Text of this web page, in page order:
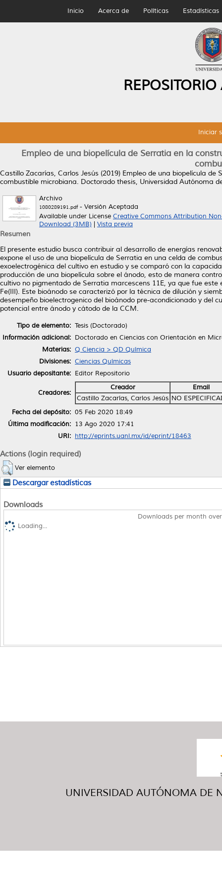
Inicio Acerca de Políticas Estadísticas
Iniciar
Empleo de una biopelícula de Serratia en la
Castillo Zacarías, Carlos Jesús (2019) Empleo de una biopelícula de
combustible microbiana. Doctorado thesis, Universidad Autónoma
Archivo
1080289191.pdf- Versión Aceptada
Available under License Creative Commons Attribution
Download (3MB)
Vista previa
Resumen
El presente estudio busca contribuir al desarrollo de energías
expone el uso de una biopelícula de Serratia en una celda de
exoelectrogénica del cultivo en estudio y se comparó con la
producción de una biopelícula sobre el ánodo, esto de manera
cultivo no pigmentado de Serratia marcescens 11E, ya que fue
Fe(III). Este bioánodo se caracterizó por la técnica de dilución y
desempeño bioelectrogenico del bioánodo pre-acondicionado y del
potencial entre ánodo y cátodo de la CCM.
Tipo de elemento: Tesis (Doctorado)
Información adicional: Doctorado en Ciencias con Orientación en
Materias: Q Ciencia > QD Química
Divisiones: Ciencias Químicas
Usuario depositante: Editor Repositorio
Creadores:
Creador
Email
Castillo Zacarías, Carlos Jesús NO
Fecha del depósito: 05 Feb 2020 18:49
Última modificación: 13 Ago 2020 17:41
URI: http://eprints.uanl.mx/id/eprint/18463
Actions (login required)
Ver elemento
Descargar estadísticas
Downloads
Downloads per month
Loading...
UNIVERSIDAD AUTÓNOMA DE